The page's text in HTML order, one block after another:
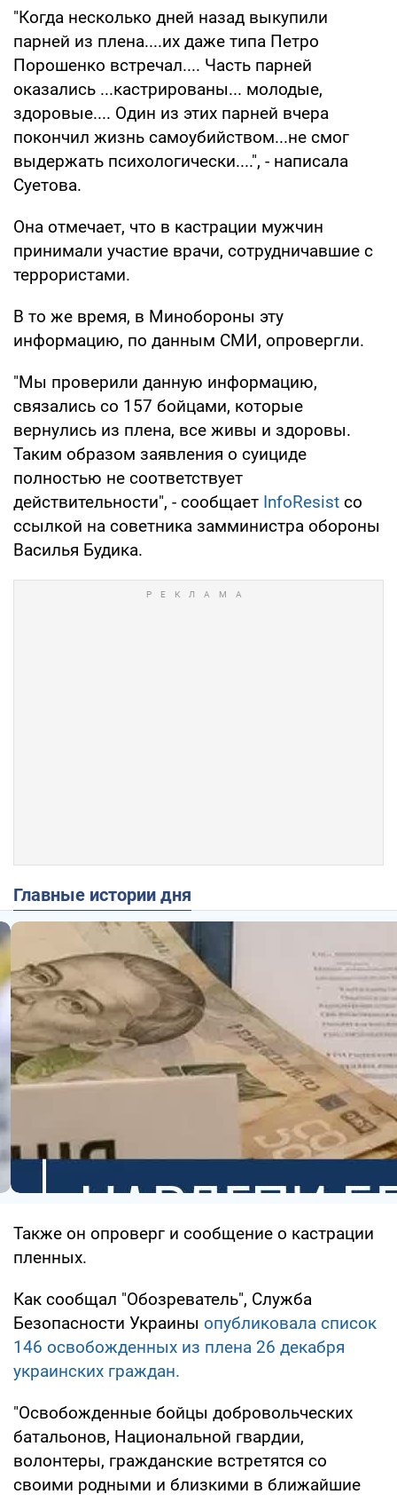
"Когда несколько дней назад выкупили
парней из плена....их даже типа Петро
Порошенко встречал.... Часть парней
оказались ...кастрированы... молодые,
здоровые.... Один из этих парней вчера
покончил жизнь самоубийством...не смог
выдержать психологически....", - написала
Суетова.
Она отмечает, что в кастрации мужчин
принимали участие врачи, сотрудничавшие с
террористами.
В то же время, в Минобороны эту
информацию, по данным СМИ, опровергли.
"Мы проверили данную информацию,
связались со 157 бойцами, которые
вернулись из плена, все живы и здоровы.
Таким образом заявления о суициде
полностью не соответствует
действительности", - сообщает InfoResist со
ссылкой на советника замминистра обороны
Василья Будика.
Главные истории дня
Также он опроверг и сообщение о кастрации
пленных.
Как сообщал "Обозреватель", Служба
Безопасности Украины опубликовала список
146 освобожденных из плена 26 декабря
украинских граждан.
"Освобожденные бойцы добровольческих
батальонов, Национальной гвардии,
волонтеры, гражданские встретятся со
своими родными и близкими в ближайшие